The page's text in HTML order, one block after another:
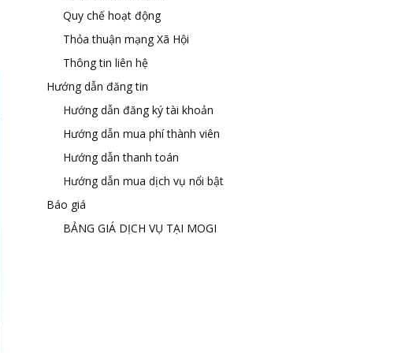
Quy chế hoạt động
Thỏa thuận mạng Xã Hội
Thông tin liên hệ
Hướng dẫn đăng tin
Hướng dẫn đăng ký tài khoản
Hướng dẫn mua phí thành viên
Hướng dẫn thanh toán
Hướng dẫn mua dịch vụ nổi bật
Báo giá
BẢNG GIÁ DỊCH VỤ TẠI MOGI